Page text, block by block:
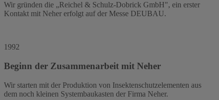
Wir gründen die „Reichel & Schulz-Dobrick GmbH", ein erster
Kontakt mit Neher erfolgt auf der Messe DEUBAU.
1992
Beginn der Zusammenarbeit mit Neher
Wir starten mit der Produktion von Insektenschutzelementen aus
dem noch kleinen Systembaukasten der Firma Neher.